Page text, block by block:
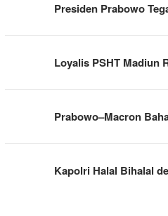
Presiden Prabowo
Loyalis PSHT Madiun
Prabowo–Macron
Kapolri Halal Bihalal